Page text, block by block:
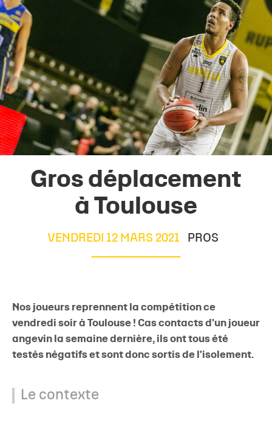
Gros déplacement
à Toulouse
VENDREDI 12 MARS 2021 PROS
Nos joueurs reprennent la compétition ce
vendredi soir à Toulouse ! Cas contacts d'un joueur
angevin la semaine dernière, ils ont tous été
testés négatifs et sont donc sortis de l'isolement.
Le contexte